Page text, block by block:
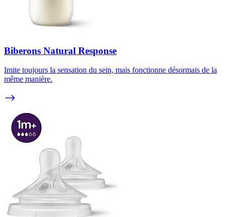
Biberons Natural Response
Imite toujours la sensation du sein, mais fonctionne désormais de la
même manière.